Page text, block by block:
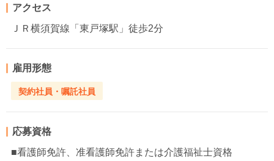
アクセス
ＪＲ横須賀線「東戸塚駅」徒歩2分
雇用形態
契約社員・嘱託社員
応募資格
■看護師免許、准看護師免許または介護福祉士資格